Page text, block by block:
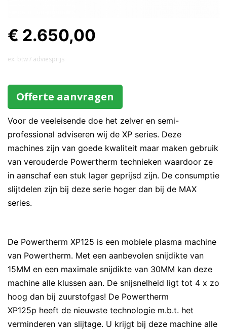
€ 2.650,00
ex. btw / adviesprijs
Offerte aanvragen
Voor de veeleisende doe het zelver en semi-
professional adviseren wij de XP series. Deze
machines zijn van goede kwaliteit maar maken gebruik
van verouderde Powertherm technieken waardoor ze
in aanschaf een stuk lager geprijsd zijn. De consumptie
slijtdelen zijn bij deze serie hoger dan bij de MAX
series.
De Powertherm XP125 is een mobiele plasma machine
van Powertherm. Met een aanbevolen snijdikte van
15MM en een maximale snijdikte van 30MM kan deze
machine alle klussen aan. De snijsnelheid ligt tot 4 x zo
hoog dan bij zuurstofgas! De Powertherm
XP125p heeft de nieuwste technologie m.b.t. het
verminderen van slijtage. U krijgt bij deze machine alle